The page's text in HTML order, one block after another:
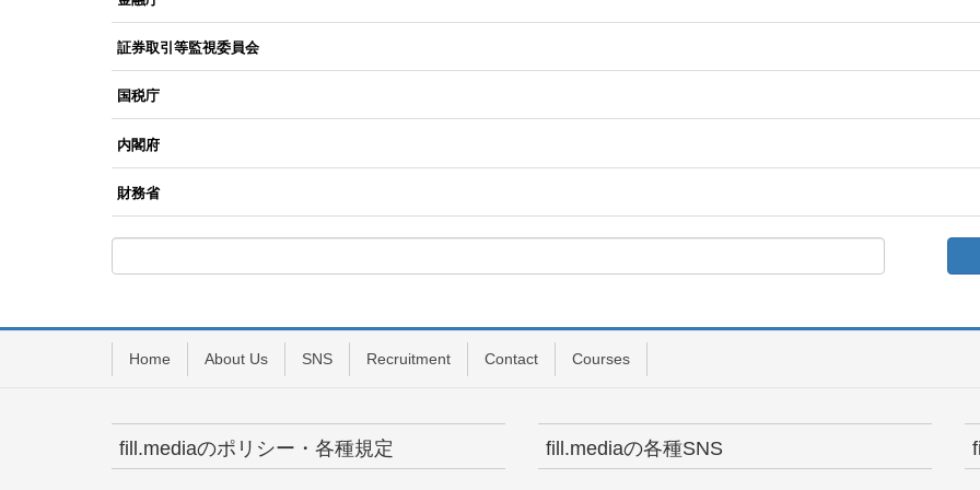
証券取引等監視委員会
国税庁
内閣府
財務省
Home About Us SNS Recruitment Contact Courses
fill.mediaのポリシー・各種規定 fill.mediaの各種SNS